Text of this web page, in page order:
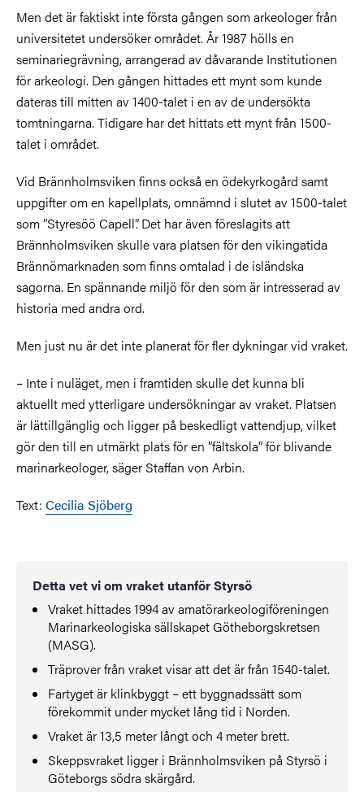
Men det är faktiskt inte första gången som arkeologer från
universitetet undersöker området. År 1987 hölls en
seminariegrävning, arrangerad av dåvarande Institutionen
för arkeologi. Den gången hittades ett mynt som kunde
dateras till mitten av 1400-talet i en av de undersökta
tomtningarna. Tidigare har det hittats ett mynt från 1500-
talet i området.
Vid Brännholmsviken finns också en ödekyrkogård samt
uppgifter om en kapellplats, omnämnd i slutet av 1500-talet
som ”Styresöö Capell”. Det har även föreslagits att
Brännholmsviken skulle vara platsen för den vikingatida
Brännömarknaden som finns omtalad i de isländska
sagorna. En spännande miljö för den som är intresserad av
historia med andra ord.
Men just nu är det inte planerat för fler dykningar vid vraket.
– Inte i nuläget, men i framtiden skulle det kunna bli
aktuellt med ytterligare undersökningar av vraket. Platsen
är lättillgänglig och ligger på beskedligt vattendjup, vilket
gör den till en utmärkt plats för en ”fältskola” för blivande
marinarkeologer, säger Staffan von Arbin.
Text: Cecilia Sjöberg
Detta vet vi om vraket utanför Styrsö
Vraket hittades 1994 av amatörarkeologiföreningen
Marinarkeologiska sällskapet Götheborgskretsen
(MASG).
Träprover från vraket visar att det är från 1540-talet.
Fartyget är klinkbyggt – ett byggnadssätt som
förekommit under mycket lång tid i Norden.
Vraket är 13,5 meter långt och 4 meter brett.
Skeppsvraket ligger i Brännholmsviken på Styrsö i
Göteborgs södra skärgård.